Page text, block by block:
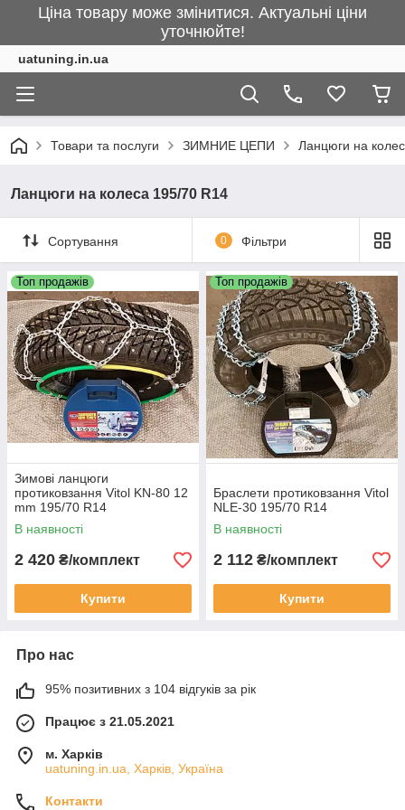
Ціна товару може змінитися. Актуальні ціни
уточнюйте!
uatuning.in.ua
Товари та послуги ЗИМНИЕ ЦЕПИ Ланцюги на
Ланцюги на колеса 195/70 R14
Сортування 0 Фільтри
Топ продажів
Зимові ланцюги
протиковзання Vitol KN-80 12
mm 195/70 R14
В наявності
2 420 ₴/комплект
Купити
Топ продажів
Браслети протиковзання Vitol
NLE-30 195/70 R14
В наявності
2 112 ₴/комплект
Купити
Про нас
95% позитивних з 104 відгуків за рік
Працює з 21.05.2021
м. Харків
uatuning.in.ua, Харків, Україна
Контакти